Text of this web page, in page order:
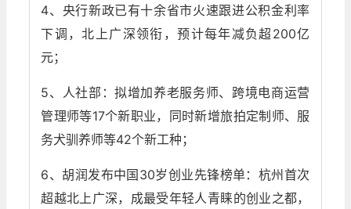
4、央行新政已有十余省市火速跟进公积金利率
下调，北上广深领衔，预计每年减负超200亿
元；
5、人社部：拟增加养老服务师、跨境电商运营
管理师等17个新职业，同时新增旅拍定制师、服
务犬驯养师等42个新工种；
6、胡润发布中国30岁创业先锋榜单：杭州首次
超越北上广深，成最受年轻人青睐的创业之都，